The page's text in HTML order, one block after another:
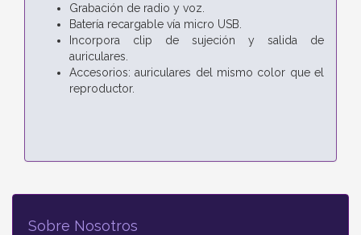
Grabación de radio y voz.
Batería recargable vía micro USB.
Incorpora clip de sujeción y salida de
auriculares.
Accesorios: auriculares del mismo color que el
reproductor.
Sobre Nosotros